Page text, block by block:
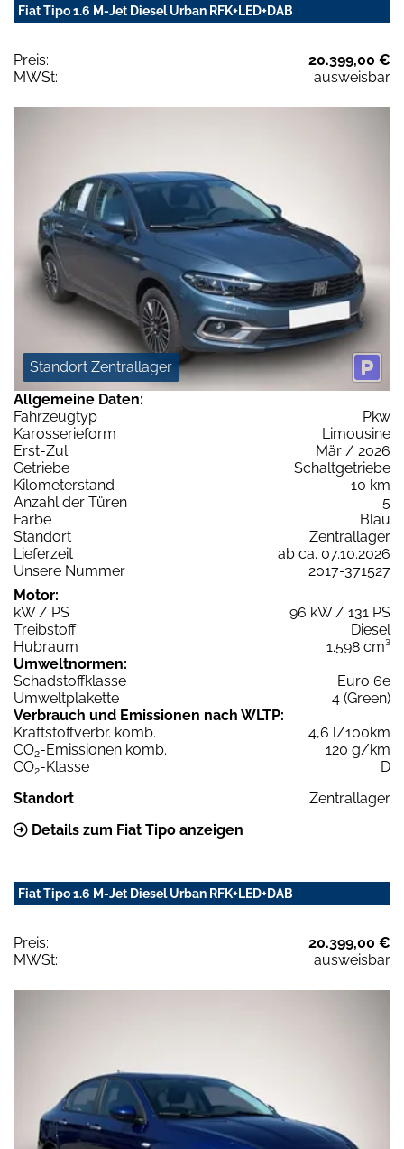
Fiat Tipo 1.6 M-Jet Diesel Urban RFK+LED+DAB
Preis:
20.399,00 €
MWSt:
ausweisbar
Standort Zentrallager
Allgemeine Daten:
Fahrzeugtyp
Pkw
Karosserieform
Limousine
Erst-Zul.
Mär / 2026
Getriebe
Schaltgetriebe
Kilometerstand
10 km
Anzahl der Türen
5
Farbe
Blau
Standort
Zentrallager
Lieferzeit
ab ca. 07.10.2026
Unsere Nummer
2017-371527
Motor:
kW / PS
96 kW / 131 PS
Treibstoff
Diesel
Hubraum
1.598 cm³
Umweltnormen:
Schadstoffklasse
Euro 6e
Umweltplakette
4 (Green)
Verbrauch und Emissionen nach WLTP:
Kraftstoffverbr. komb.
4,6 l/100km
CO2-Emissionen komb.
120 g/km
CO2-Klasse
D
Standort
Zentrallager
Details zum Fiat Tipo anzeigen
Fiat Tipo 1.6 M-Jet Diesel Urban RFK+LED+DAB
Preis:
20.399,00 €
MWSt:
ausweisbar